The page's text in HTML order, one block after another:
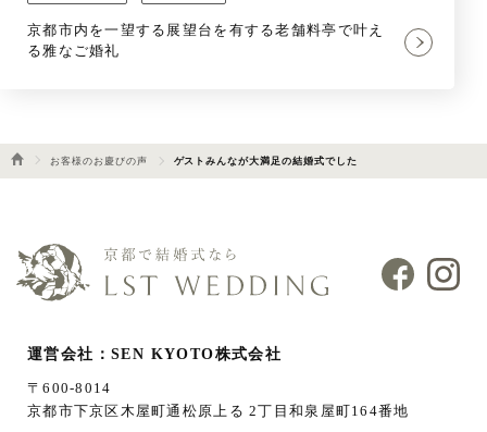
京都市内を一望する展望台を有する老舗料亭で叶え
る雅なご婚礼
お客様のお慶びの声 ゲストみんなが大満足の結婚式でした
運営会社：SEN KYOTO株式会社
〒600-8014
京都市下京区木屋町通松原上る 2丁目和泉屋町164番地